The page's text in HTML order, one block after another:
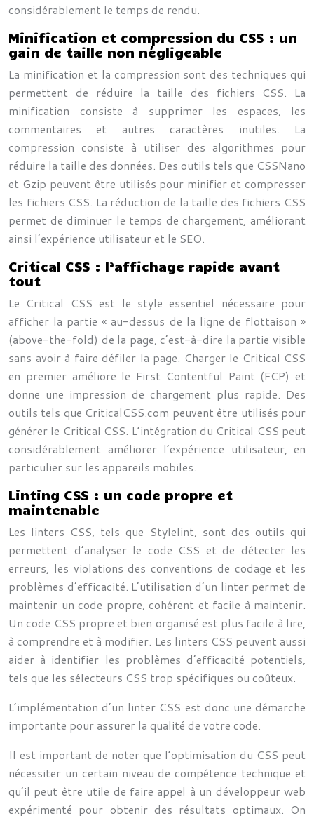
considérablement le temps de rendu.
Minification et compression du CSS : un
gain de taille non négligeable
La minification et la compression sont des techniques qui
permettent de réduire la taille des fichiers CSS. La
minification consiste à supprimer les espaces, les
commentaires et autres caractères inutiles. La
compression consiste à utiliser des algorithmes pour
réduire la taille des données. Des outils tels que CSSNano
et Gzip peuvent être utilisés pour minifier et compresser
les fichiers CSS. La réduction de la taille des fichiers CSS
permet de diminuer le temps de chargement, améliorant
ainsi l’expérience utilisateur et le SEO.
Critical CSS : l’affichage rapide avant
tout
Le Critical CSS est le style essentiel nécessaire pour
afficher la partie « au-dessus de la ligne de flottaison »
(above-the-fold) de la page, c’est-à-dire la partie visible
sans avoir à faire défiler la page. Charger le Critical CSS
en premier améliore le First Contentful Paint (FCP) et
donne une impression de chargement plus rapide. Des
outils tels que CriticalCSS.com peuvent être utilisés pour
générer le Critical CSS. L’intégration du Critical CSS peut
considérablement améliorer l’expérience utilisateur, en
particulier sur les appareils mobiles.
Linting CSS : un code propre et
maintenable
Les linters CSS, tels que Stylelint, sont des outils qui
permettent d’analyser le code CSS et de détecter les
erreurs, les violations des conventions de codage et les
problèmes d’efficacité. L’utilisation d’un linter permet de
maintenir un code propre, cohérent et facile à maintenir.
Un code CSS propre et bien organisé est plus facile à lire,
à comprendre et à modifier. Les linters CSS peuvent aussi
aider à identifier les problèmes d’efficacité potentiels,
tels que les sélecteurs CSS trop spécifiques ou coûteux.
L’implémentation d’un linter CSS est donc une démarche
importante pour assurer la qualité de votre code.
Il est important de noter que l’optimisation du CSS peut
nécessiter un certain niveau de compétence technique et
qu’il peut être utile de faire appel à un développeur web
expérimenté pour obtenir des résultats optimaux. On